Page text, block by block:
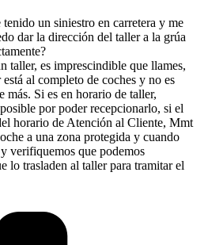
un siniestro en carretera y me
dar la dirección del taller a la grúa
taller, es imprescindible que llames,
al completo de coches y no es
más. Si es en horario de taller,
por poder recepcionarlo, si el
horario de Atención al Cliente, Mmt
a una zona protegida y cuando
verifiquemos que podemos
lo trasladen al taller para tramitar el